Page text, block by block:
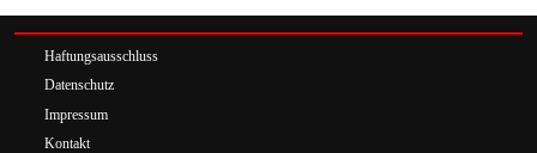
Haftungsausschluss
Datenschutz
Impressum
Kontakt